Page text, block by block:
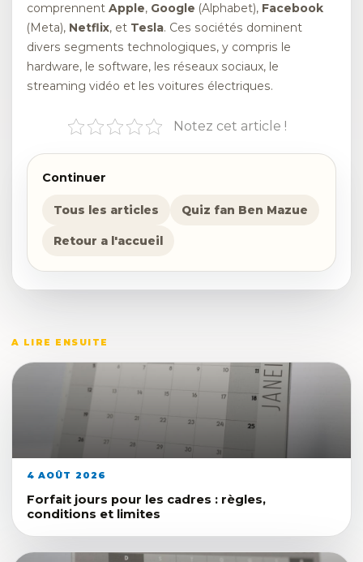
comprennent Apple, Google (Alphabet), Facebook
(Meta), Netflix, et Tesla. Ces sociétés dominent
divers segments technologiques, y compris le
hardware, le software, les réseaux sociaux, le
streaming vidéo et les voitures électriques.
Notez cet article !
Continuer
Tous les articles Quiz fan Ben Mazue
Retour a l'accueil
A LIRE ENSUITE
4 AOÛT 2026
Forfait jours pour les cadres : règles,
conditions et limites